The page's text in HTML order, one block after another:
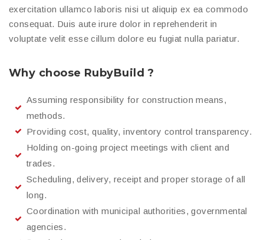
exercitation ullamco laboris nisi ut aliquip ex ea commodo
consequat. Duis aute irure dolor in reprehenderit in
voluptate velit esse cillum dolore eu fugiat nulla pariatur.
Why choose RubyBuild ?
Assuming responsibility for construction means,
methods.
Providing cost, quality, inventory control transparency.
Holding on-going project meetings with client and
trades.
Scheduling, delivery, receipt and proper storage of all
long.
Coordination with municipal authorities, governmental
agencies.